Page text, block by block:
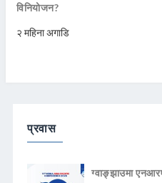
विनियोजन?
२ महिना अगाडि
प्रवास
ग्वाङ्झाउमा